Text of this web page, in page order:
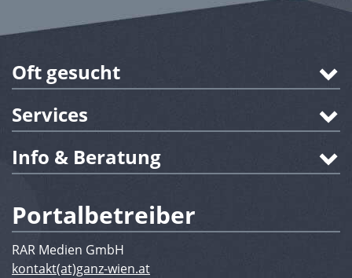
Oft gesucht
Services
Info & Beratung
Portalbetreiber
RAR Medien GmbH
kontakt(at)ganz-wien.at